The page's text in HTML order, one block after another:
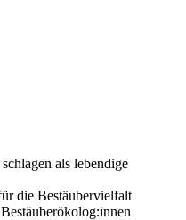
als lebendige
die Bestäubervielfalt